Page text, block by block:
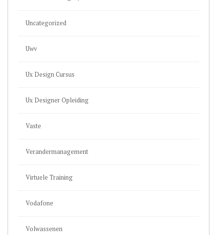
Uncategorized
Uwv
Ux Design Cursus
Ux Designer Opleiding
Vaste
Verandermanagement
Virtuele Training
Vodafone
Volwassenen